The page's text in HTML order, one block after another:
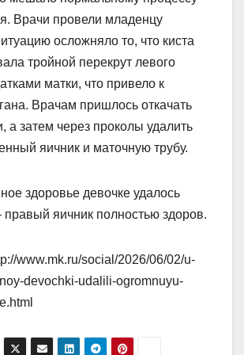
Врачи провели младенцу
осложняло то, что киста
тройной перекрут левого
матки, что привело к
Врачам пришлось откачать
а затем через проколы удалить
яичник и маточную трубу.
здоровье девочке удалось
яичник полностью здоров.
www.mk.ru/social/2026/06/02/u-
devochki-udalili-ogromnuyu-